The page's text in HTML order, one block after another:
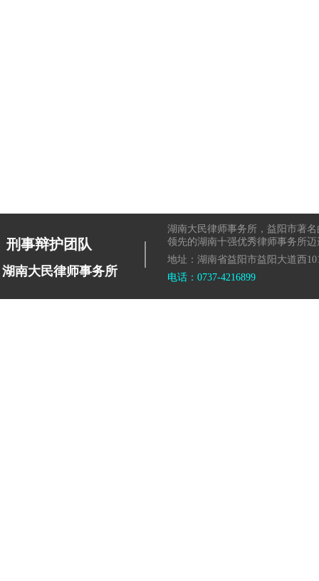
刑事辩护团队
湖南大民律师事务所
|
湖南大民律师事务所，益阳市著
领先的湖南十强优秀律师事务所迈
地址：湖南省益阳市益阳大道西
电话：0737-4216899